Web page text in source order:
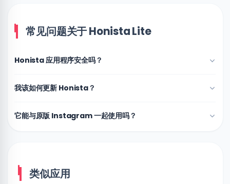
常见问题关于 Honista Lite
Honista 应用程序安全吗？
我该如何更新 Honista？
它能与原版 Instagram 一起使用吗？
类似应用